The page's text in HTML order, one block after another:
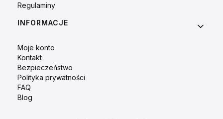
Regulaminy
INFORMACJE
Moje konto
Kontakt
Bezpieczeństwo
Polityka prywatności
FAQ
Blog